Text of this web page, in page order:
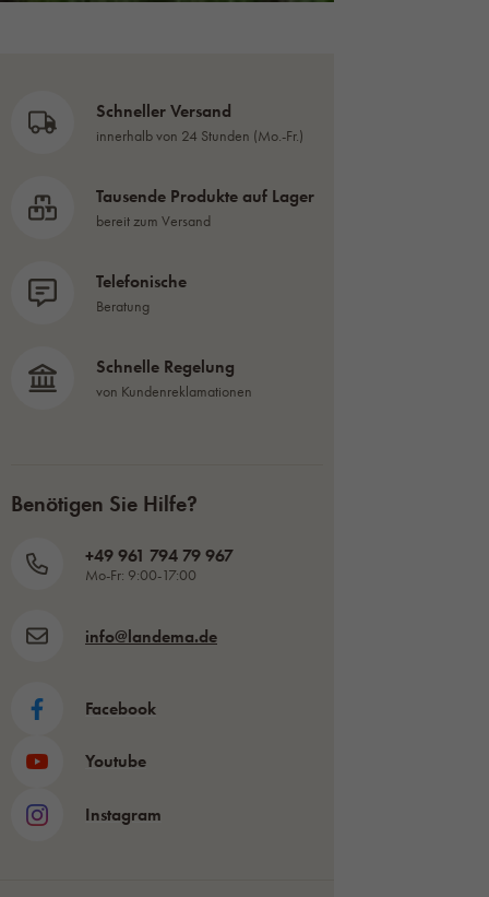
Schneller Versand
innerhalb von 24 Stunden (Mo.-Fr.)
Tausende Produkte auf Lager
bereit zum Versand
Telefonische
Beratung
Schnelle Regelung
von Kundenreklamationen
Benötigen Sie Hilfe?
+49 961 794 79 967
Mo-Fr: 9:00-17:00
info@landema.de
Facebook
Youtube
Instagram